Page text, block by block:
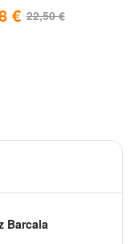
22,50€
€
Barcala